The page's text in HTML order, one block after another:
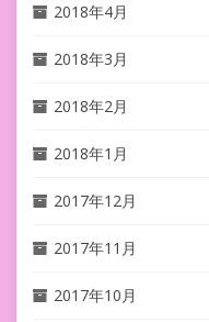
2018年4月
2018年3月
2018年2月
2018年1月
2017年12月
2017年11月
2017年10月